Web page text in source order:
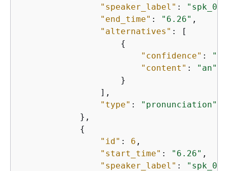
"speaker_label" : "spk_0"
"end_time" : "6.26" ,
"alternatives" : [
{
"confidence" :
"content" :
"an"
                    }
                ],
"type" :
"pronunciation"
            },
{
"id" : 6 ,
"start_time" : "6.26" ,
"speaker_label" : "spk_0"